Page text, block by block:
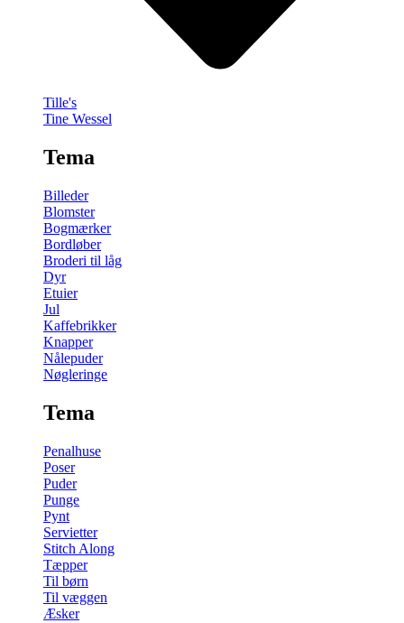
Tille's
Tine Wessel
Tema
Billeder
Blomster
Bogmærker
Bordløber
Broderi til låg
Dyr
Etuier
Jul
Kaffebrikker
Knapper
Nålepuder
Nøgleringe
Tema
Penalhuse
Poser
Puder
Punge
Pynt
Servietter
Stitch Along
Tæpper
Til børn
Til væggen
Æsker